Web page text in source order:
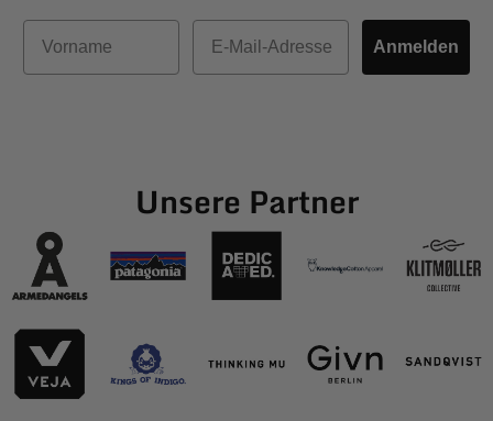
Vorname
E-Mail
Anmelden
Unsere Partner